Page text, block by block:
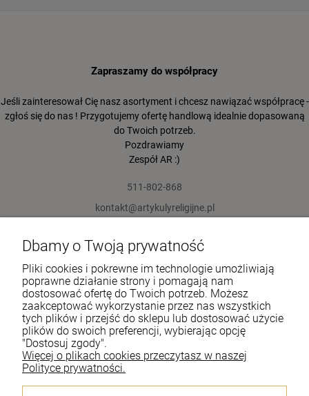
Zapraszamy do współpracy
Jeśli zainteresował Cię nasz asortyment i chcesz nawiązać współpracę -
zgłoś się do nas ! Przygotujemy ofertę handlową idealnie dopasowaną
do Twoich potrzeb.
Pozdrawiamy
Zespół AR :)
511-802-868
kontakt@artykulyreligijne.pl
Pomoc
Moje konto
Płatności i dostawa
Informacje
O nas
Dbamy o Twoją prywatność
Pliki cookies i pokrewne im technologie umożliwiają
poprawne działanie strony i pomagają nam
dostosować ofertę do Twoich potrzeb. Możesz
zaakceptować wykorzystanie przez nas wszystkich
tych plików i przejść do sklepu lub dostosować użycie
plików do swoich preferencji, wybierając opcję
"Dostosuj zgody".
Więcej o plikach cookies przeczytasz w naszej
Polityce prywatności.